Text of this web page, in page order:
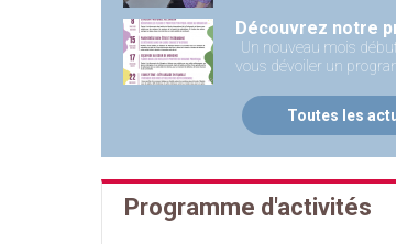
Un nouveau mois
vous dévoiler un
Toutes les
Programme d'activités